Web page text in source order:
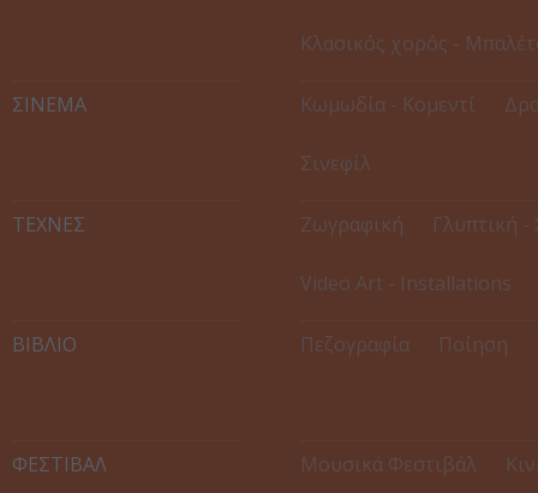
Κλασικός χορός -
ΣΙΝΕΜΑ Κωμωδία - Κομεντί
Σινεφίλ
ΤΕΧΝΕΣ Ζωγραφική Γλυπτική -
Video Art - Installations
ΒΙΒΛΙΟ Πεζογραφία Ποίηση
ΦΕΣΤΙΒΑΛ Μουσικά Φεστιβάλ